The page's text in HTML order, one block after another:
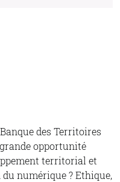
des Territoires
opportunité
territorial et
numérique ? Ethique,